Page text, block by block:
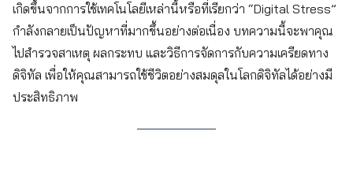
เกิดขึ้นจากการใช้เทคโนโลยีเหล่านี้หรือที่เรียกว่า “Digital Stress”
กำลังกลายเป็นปัญหาที่มากขึ้นอย่างต่อเนื่อง บทความนี้จะพาคุณ
ไปสำรวจสาเหตุ ผลกระทบ และวิธีการจัดการกับความเครียดทาง
ดิจิทัล เพื่อให้คุณสามารถใช้ชีวิตอย่างสมดุลในโลกดิจิทัลได้อย่างมี
ประสิทธิภาพ